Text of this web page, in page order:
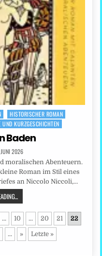
HISTORISCHER ROMAN
UND KURZGESCHICHTEN
Baden
2026
moralischen Abenteuern.
Roman im Stil eines
an Niccolo Niccoli,…
... 10 ... 20 21 22
... » Letzte »